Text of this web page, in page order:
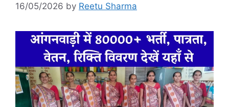
16/05/2026 by Reetu Sharma